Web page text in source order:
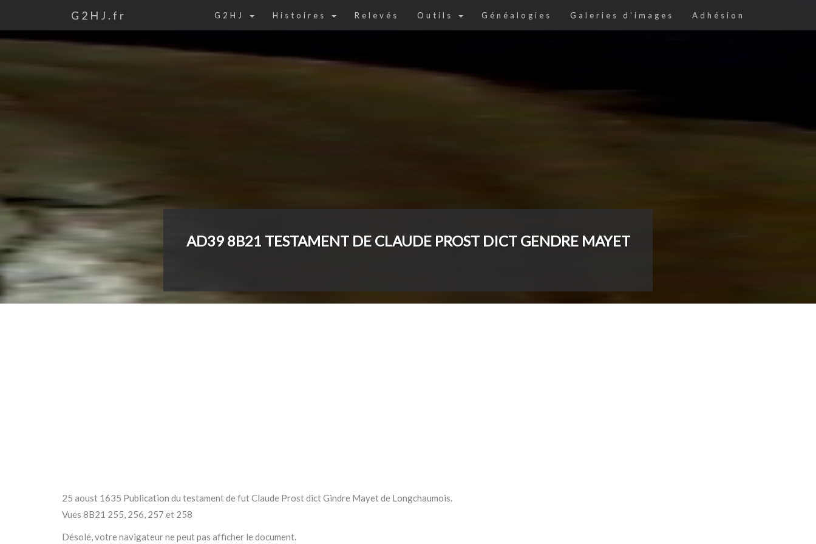
G2HJ.fr G2HJ Histoires Relevés Outils Généalogies Galeries d'images Adhésion
AD39 8B21 TESTAMENT DE CLAUDE PROST DICT GENDRE MAYET
25 aoust 1635 Publication du testament de fut Claude Prost dict Gindre Mayet de Longchaumois.
Vues 8B21 255, 256, 257 et 258
Désolé, votre navigateur ne peut pas afficher le document.